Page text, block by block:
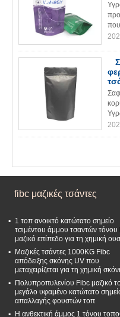
που
fibc μαζικές τσάντες
1 τοπ ανοικτό κατώτατο σημείο
τσιμέντου άμμου τσαντών τόνου
μαζικό επίπεδο για τη χημική
Μαζικές τσάντες 1000KG Fibc
απόδειξης σκόνης UV που
μεταχειρίζεται για τη χημική
Πολυπροπυλενίου Fibc μαζικό
μεγάλο υφαμένο κατώτατο
απαλλαγής φουστών τοπ
Η ανθεκτική άμμος 1 τόνου